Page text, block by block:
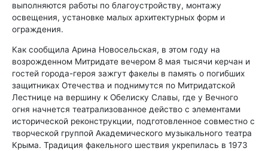
выполняются работы по благоустройству, монтажу
освещения, установке малых архитектурных форм и
ограждения.
Как сообщила Арина Новосельская, в этом году на
возрожденном Митридате вечером 8 мая тысячи керчан и
гостей города-героя зажгут факелы в память о погибших
защитниках Отечества и поднимутся по Митридатской
Лестнице на вершину к Обелиску Славы, где у Вечного
огня начнется театрализованное действо с элементами
исторической реконструкции, подготовленное совместно с
творческой группой Академического музыкального театра
Крыма. Традиция факельного шествия укрепилась в 1973